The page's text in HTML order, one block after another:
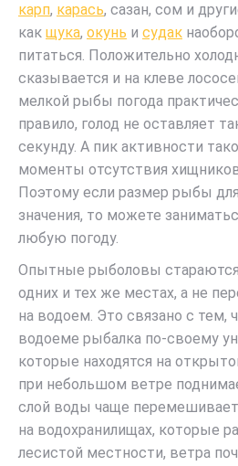
карп, карась, сазан, сом и
как щука, окунь и судак
питаться. Положительно
сказывается и на клеве
мелкой рыбы погода
правило, голод не оставляет
секунду. А пик активности
моменты отсутствия
Поэтому если размер рыбы
значения, то можете
любую погоду.
Опытные рыболовы
одних и тех же местах, а не
на водоем. Это связано с тем,
водоеме рыбалка по-своему
которые находятся на
при небольшом ветре
слой воды чаще
на водохранилищах, которые
лесистой местности, ветра